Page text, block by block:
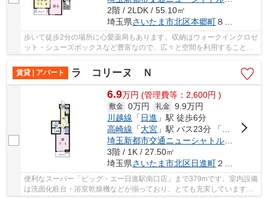
2階 / 2LDK / 55.10㎡
埼玉県さいたま市北区本郷町８５-１
歩いて徒歩2分の場所に心愛薬局もあります。収納はウォークインクロゼ
ット・シューズボックスなど豊富なので、広々と空間を利用することも
可能です。2LDKのお家はファミリー向け物件で...
賃貸 | アパート
ラ コリーヌ Ｎ
6.9万円 (管理費等：2,600円 )
敷金 0万円 礼金 9.9万円
川越線 「 日進 」駅 徒歩6分
高崎線 「大宮 」駅 バス23分 「日清一丁目」 停歩11分
埼玉新都市交通ニューシャトル
「
3階 / 1K / 27.50㎡
埼玉県さいたま市北区日進町２丁目１１６２-１
便利なスーパー「ビッグ・エー日進駅南口店」まで379mです。室内設備
は洗面化粧台・浴室乾燥機などが揃っており、とても充実しています。